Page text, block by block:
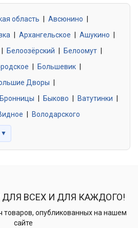
без обязательств
область Авсюнино
Архангельское Ашукино
Белоозёрский Белоомут
Большевик
Дворы
Бронницы Быково Ватутинки
Володарского
▼
ВСЕХ И ДЛЯ КАЖДОГО!
товаров, опубликованных на нашем
сайте